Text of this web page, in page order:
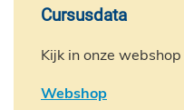
Cursusdata
Kijk in onze
Webshop